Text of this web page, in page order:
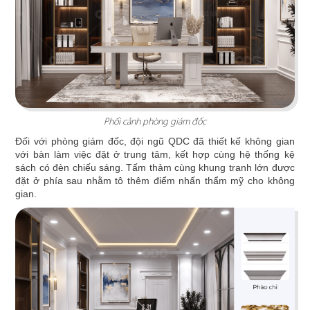
VĂN PHÒNG KUNGTAY
Văn phòng Kungtay được thiết kế theo hơi
hướng hiện đại, tinh gọn với gam màu vàng nhạt
kết hợp mảng xanh giúp không gian trở nên tươi
mới, tạo động lực mỗi ngày cho nhân viên.
Chi tiết
Phối cảnh phòng giám đốc
Đối với phòng giám đốc, đội ngũ QDC đã thiết kế không gian
với bàn làm việc đặt ở trung tâm, kết hợp cùng hệ thống kệ
sách có đèn chiếu sáng. Tấm thảm cùng khung tranh lớn được
đặt ở phía sau nhằm tô thêm điểm nhấn thẩm mỹ cho không
gian.